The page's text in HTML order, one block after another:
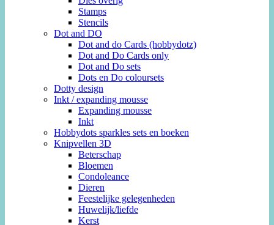
Stamps
Stencils
Dot and DO
Dot and do Cards (hobbydotz)
Dot and Do Cards only
Dot and Do sets
Dots en Do coloursets
Dotty design
Inkt / expanding mousse
Expanding mousse
Inkt
Hobbydots sparkles sets en boeken
Knipvellen 3D
Beterschap
Bloemen
Condoleance
Dieren
Feestelijke gelegenheden
Huwelijk/liefde
Kerst